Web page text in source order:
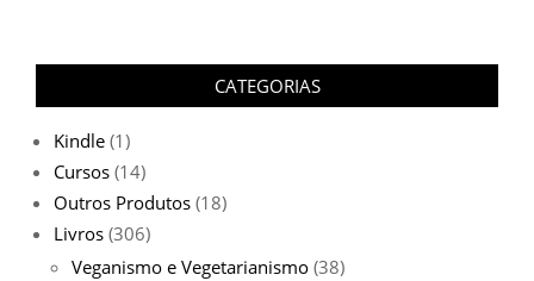
CATEGORIAS
Kindle (1)
Cursos (14)
Outros Produtos (18)
Livros (306)
Veganismo e Vegetarianismo (38)